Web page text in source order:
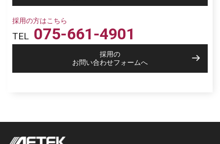
採用の方はこちら
TEL 075-661-4901
採用の
お問い合わせフォームへ